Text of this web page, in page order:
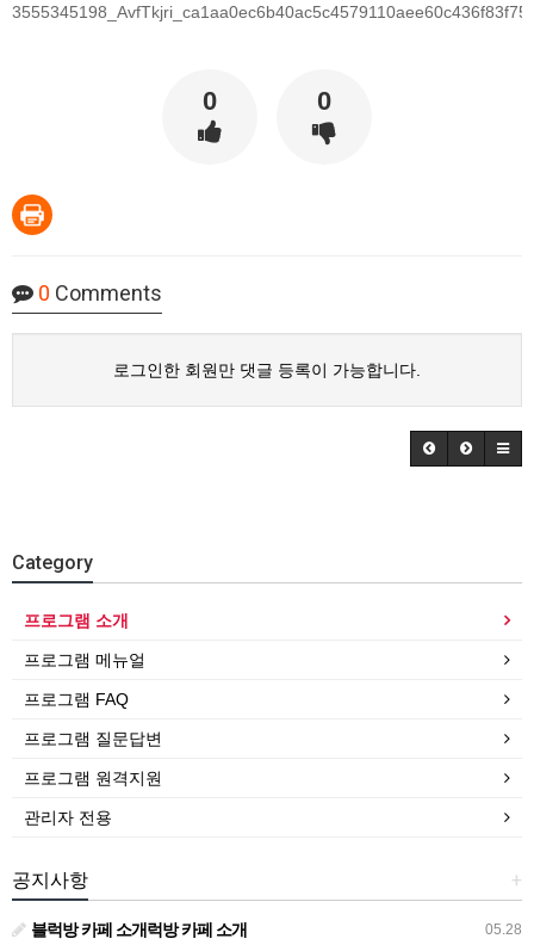
0 0
0 Comments
로그인한 회원만 댓글 등록이 가능합니다.
Category
프로그램 소개
프로그램 메뉴얼
프로그램 FAQ
프로그램 질문답변
프로그램 원격지원
관리자 전용
+
공지사항
05.28
블럭방 카페 소개럭방 카페 소개